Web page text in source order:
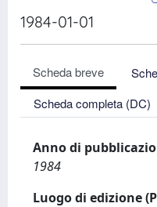
1984-01-01
Scheda breve
Scheda completa (DC)
Anno di
1984
Luogo di edizione